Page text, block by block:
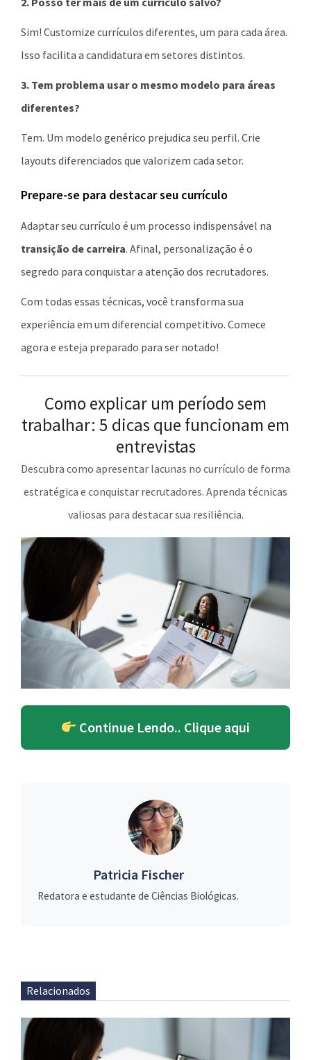
Sim! Customize currículos diferentes, um para cada área.
Isso facilita a candidatura em setores distintos.
3. Tem problema usar o mesmo modelo para áreas
diferentes?
Tem. Um modelo genérico prejudica seu perfil. Crie
layouts diferenciados que valorizem cada setor.
Prepare-se para destacar seu currículo
Adaptar seu currículo é um processo indispensável na
transição de carreira. Afinal, personalização é o
segredo para conquistar a atenção dos recrutadores.
Com todas essas técnicas, você transforma sua
experiência em um diferencial competitivo. Comece
agora e esteja preparado para ser notado!
Como explicar um período sem
trabalhar: 5 dicas que funcionam em
entrevistas
Descubra como apresentar lacunas no currículo de forma
estratégica e conquistar recrutadores. Aprenda técnicas
valiosas para destacar sua resiliência.
Continue Lendo.. Clique aqui
Patricia Fischer
Redatora e estudante de Ciências Biológicas.
Relacionados